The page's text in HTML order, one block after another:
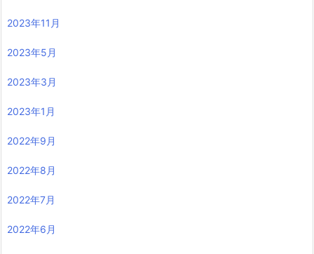
2023年11月
2023年5月
2023年3月
2023年1月
2022年9月
2022年8月
2022年7月
2022年6月